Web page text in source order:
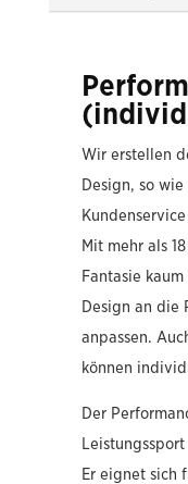
Wir erstellen
Design, so
Mit mehr als
Fantasie
Design an die
anpassen.
können
Der
Er eignet sich